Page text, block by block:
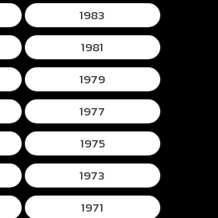
1983
1981
1979
1977
1975
1973
1971